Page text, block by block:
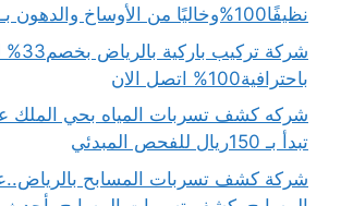
نظيفًا100%وخاليًا من الأوساخ والدهون بـ40%خصم
شركة
باحترافية100% اتصل الان
شركه كشف تسربات المياه بحي الملك
تبدأ بـ 150ريال للفحص المبدئي
شركة كشف تسربات المسابح